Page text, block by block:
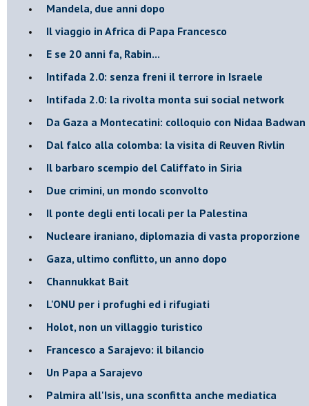
Mandela, due anni dopo
Il viaggio in Africa di Papa Francesco
E se 20 anni fa, Rabin...
Intifada 2.0: senza freni il terrore in Israele
Intifada 2.0: la rivolta monta sui social network
Da Gaza a Montecatini: colloquio con Nidaa Badwan
Dal falco alla colomba: la visita di Reuven Rivlin
Il barbaro scempio del Califfato in Siria
Due crimini, un mondo sconvolto
Il ponte degli enti locali per la Palestina
Nucleare iraniano, diplomazia di vasta proporzione
Gaza, ultimo conflitto, un anno dopo
Channukkat Bait
L'ONU per i profughi ed i rifugiati
Holot, non un villaggio turistico
Francesco a Sarajevo: il bilancio
Un Papa a Sarajevo
Palmira all'Isis, una sconfitta anche mediatica